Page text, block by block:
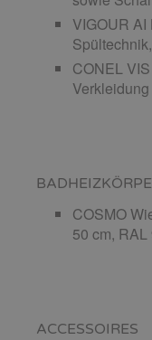
VIGOUR
CONEL
Verkleidung
COSMO
50 cm, RAL
ACCESSOIRES